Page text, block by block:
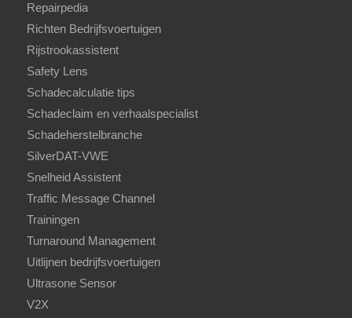
Repairpedia
Richten Bedrijfsvoertuigen
Rijstrookassistent
Safety Lens
Schadecalculatie tips
Schadeclaim en verhaalspecialist
Schadeherstelbranche
SilverDAT-VWE
Snelheid Assistent
Traffic Message Channel
Trainingen
Turnaround Management
Uitlijnen bedrijfsvoertuigen
Ultrasone Sensor
V2X